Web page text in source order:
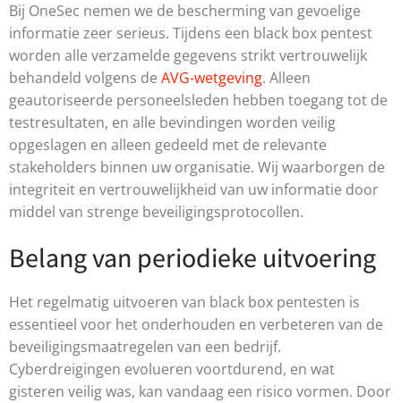
Bij OneSec nemen we de bescherming van gevoelige
informatie zeer serieus. Tijdens een black box pentest
worden alle verzamelde gegevens strikt vertrouwelijk
behandeld volgens de AVG-wetgeving. Alleen
geautoriseerde personeelsleden hebben toegang tot de
testresultaten, en alle bevindingen worden veilig
opgeslagen en alleen gedeeld met de relevante
stakeholders binnen uw organisatie. Wij waarborgen de
integriteit en vertrouwelijkheid van uw informatie door
middel van strenge beveiligingsprotocollen.
Belang van periodieke uitvoering
Het regelmatig uitvoeren van black box pentesten is
essentieel voor het onderhouden en verbeteren van de
beveiligingsmaatregelen van een bedrijf.
Cyberdreigingen evolueren voortdurend, en wat
gisteren veilig was, kan vandaag een risico vormen. Door